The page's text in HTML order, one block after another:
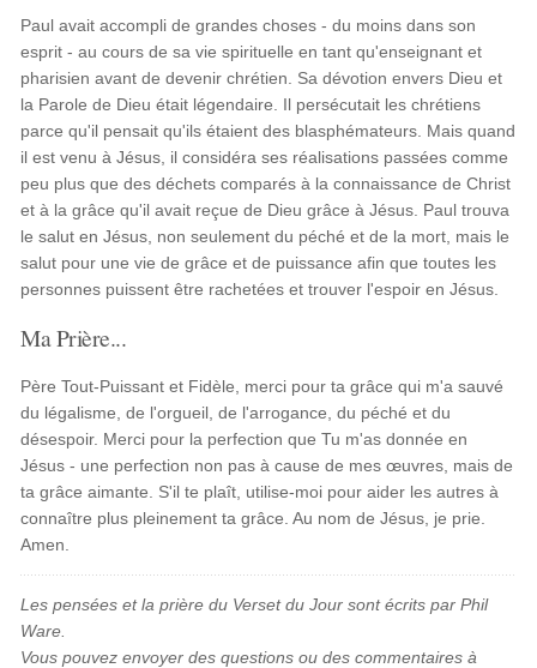
Paul avait accompli de grandes choses - du moins dans son
esprit - au cours de sa vie spirituelle en tant qu'enseignant et
pharisien avant de devenir chrétien. Sa dévotion envers Dieu et
la Parole de Dieu était légendaire. Il persécutait les chrétiens
parce qu'il pensait qu'ils étaient des blasphémateurs. Mais quand
il est venu à Jésus, il considéra ses réalisations passées comme
peu plus que des déchets comparés à la connaissance de Christ
et à la grâce qu'il avait reçue de Dieu grâce à Jésus. Paul trouva
le salut en Jésus, non seulement du péché et de la mort, mais le
salut pour une vie de grâce et de puissance afin que toutes les
personnes puissent être rachetées et trouver l'espoir en Jésus.
Ma Prière...
Père Tout-Puissant et Fidèle, merci pour ta grâce qui m'a sauvé
du légalisme, de l'orgueil, de l'arrogance, du péché et du
désespoir. Merci pour la perfection que Tu m'as donnée en
Jésus - une perfection non pas à cause de mes œuvres, mais de
ta grâce aimante. S'il te plaît, utilise-moi pour aider les autres à
connaître plus pleinement ta grâce. Au nom de Jésus, je prie.
Amen.
Les pensées et la prière du Verset du Jour sont écrits par Phil
Ware.
Vous pouvez envoyer des questions ou des commentaires à